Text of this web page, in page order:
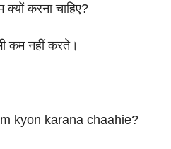
करना चाहिए?
कम नहीं करते।
kyon karana chaahie?